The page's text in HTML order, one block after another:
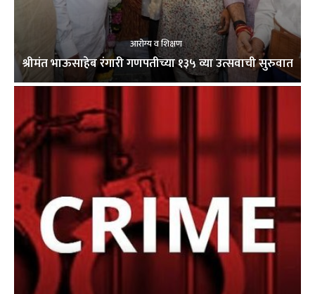
आरोग्य व शिक्षण
श्रीमंत भाऊसाहेब रंगारी गणपतीच्या १३५ व्या उत्सवाची सुरुवात